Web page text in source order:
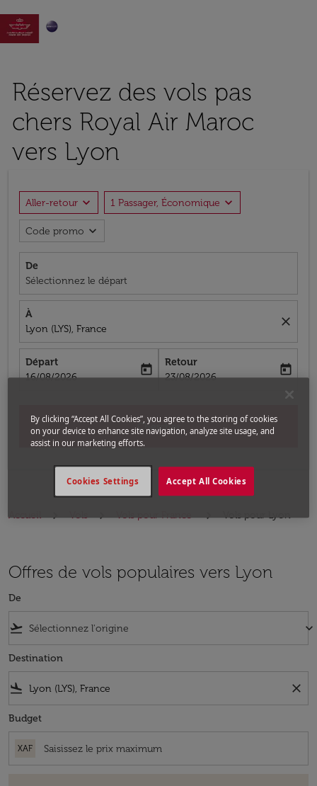

Réservez des vols pas
chers Royal Air Maroc
vers Lyon
Aller-retour expand_more 1 Passager, Économique expand_more
Code promo expand_more
De
Sélectionnez le départ
À
Lyon (LYS), France
close
Départ
fc-booking-departure-date-aria-label
16/08/2026
today
Retour
fc-booking-return-date-aria-label
23/08/2026
today
Chercher
Accueil Vols Vols pour France Vols pour Lyon
Offres de vols populaires vers Lyon
De
flight_takeoff keyboard_arrow_down
Destination
flight_land close
Budget
XAF
By clicking “Accept All Cookies”, you agree to the storing of cookies
on your device to enhance site navigation, analyze site usage, and
assist in our marketing efforts.
Accept All Cookies
Cookies Settings